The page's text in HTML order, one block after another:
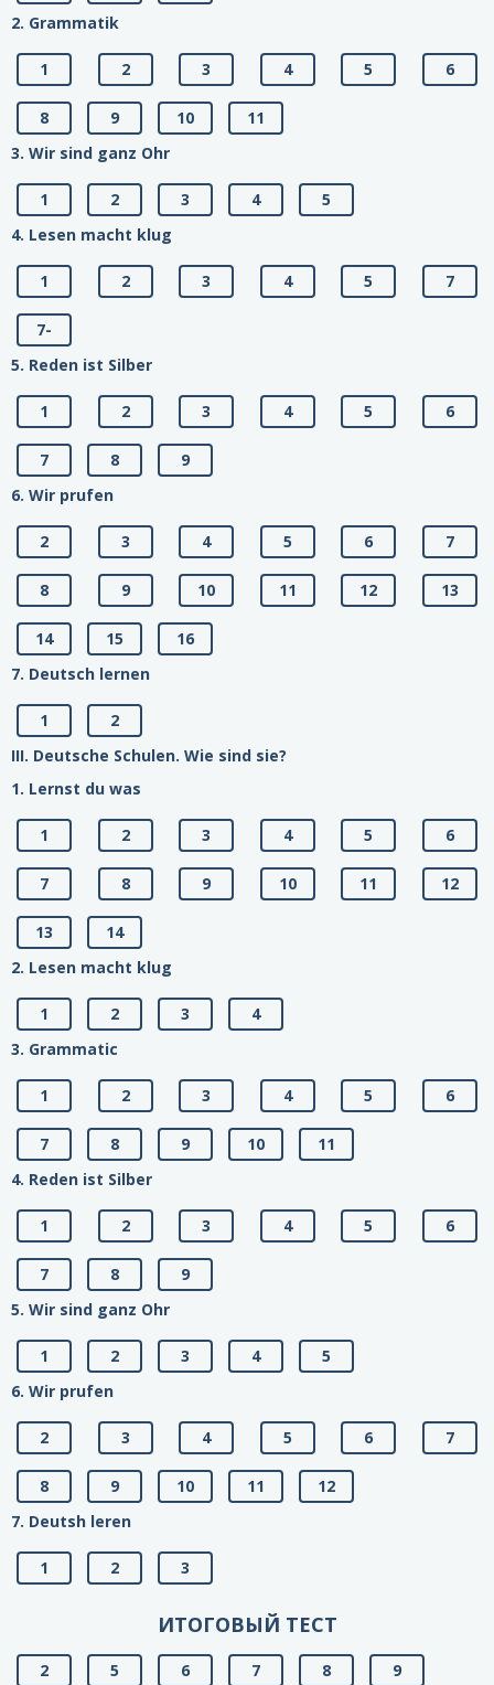
2. Grammatik
1 2 3 4 5 6
8 9 10
11
3. Wir sind ganz Ohr
1 2 3 4
5
4. Lesen macht klug
1 2 3 4 5 7
7-
5. Reden ist Silber
1 2 3 4 5 6
7 8
9
6. Wir prufen
2 3 4 5 6 7
8 9 10 11 12 13
14 15
16
7. Deutsch lernen
1
2
III. Deutsche Schulen. Wie sind sie?
1. Lernst du was
1 2 3 4 5 6
7 8 9 10 11 12
13
14
2. Lesen macht klug
1 2 3
4
3. Grammatic
1 2 3 4 5 6
7 8 9 10
11
4. Reden ist Silber
1 2 3 4 5 6
7 8
9
5. Wir sind ganz Ohr
1 2 3 4
5
6. Wir prufen
2 3 4 5 6 7
8 9 10 11
12
7. Deutsh leren
1 2 3
ИТОГОВЫЙ ТЕСТ
2 5 6 7 8 9